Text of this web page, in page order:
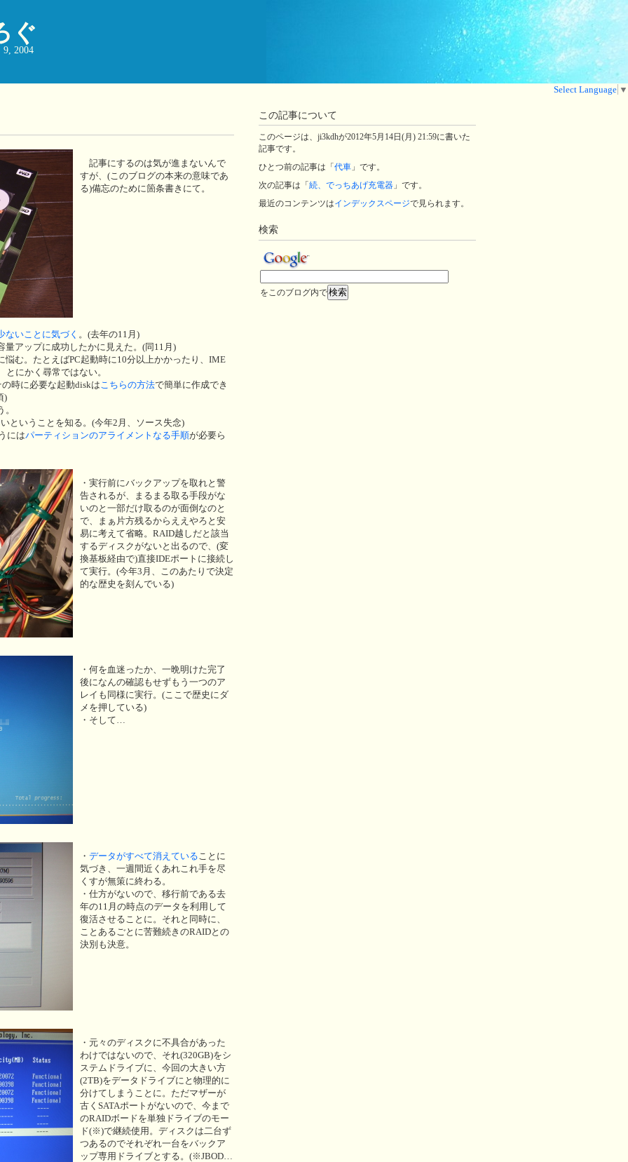
ぐ
2004
Select Language ▼
記事にするのは気が進まないんで
すが、(このブログの本来の意味であ
る)備忘のために箇条書きにて。
ないことに気づく 。(去年の11月)
量アップに成功したかに見えた。(同11月)
む。たとえばPC起動時に10分以上かかったり、IME
にかく尋常ではない。
時に必要な起動diskは こちらの方法で簡単に作成でき
)
ということを知る。(今年2月、ソース失念)
にはパーティションのアライメントなる手順が必要ら
・実行前にバックアップを取れと警
告されるが、まるまる取る手段がな
いのと一部だけ取るのが面倒なのと
で、まぁ片方残るからええやろと安
易に考えて省略。RAID越しだと該当
するディスクがないと出るので、(変
換基板経由で)直接IDEポートに接続し
て実行。(今年3月、このあたりで決定
的な歴史を刻んでいる)
・何を血迷ったか、一晩明けた完了
後になんの確認もせずもう一つのア
レイも同様に実行。(ここで歴史にダ
メを押している)
・そして…
・ データがすべて消えている ことに
気づき、一週間近くあれこれ手を尽
くすが無策に終わる。
・仕方がないので、移行前である去
年の11月の時点のデータを利用して
復活させることに。それと同時に、
ことあるごとに苦難続きのRAIDとの
決別も決意。
・元々のディスクに不具合があった
わけではないので、それ(320GB)をシ
ステムドライブに、今回の大きい方
(2TB)をデータドライブにと物理的に
分けてしまうことに。ただマザーが
古くSATAポートがないので、今まで
のRAIDボードを単独ドライブのモー
ド(※)で継続使用。ディスクは二台ず
つあるのでそれぞれ一台をバックア
ップ専用ドライブとする。(※JBOD…
この記事について
このページは、ji3kdhが2012年5月14日(月) 21:59に書いた
記事です。
ひとつ前の記事は「 代車 」です。
次の記事は「 続、でっちあげ充電器 」です。
最近のコンテンツはインデックスページで見られます。
検索
をこのブログ内で